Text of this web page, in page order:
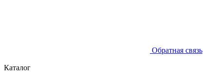
Обратная связь
Каталог